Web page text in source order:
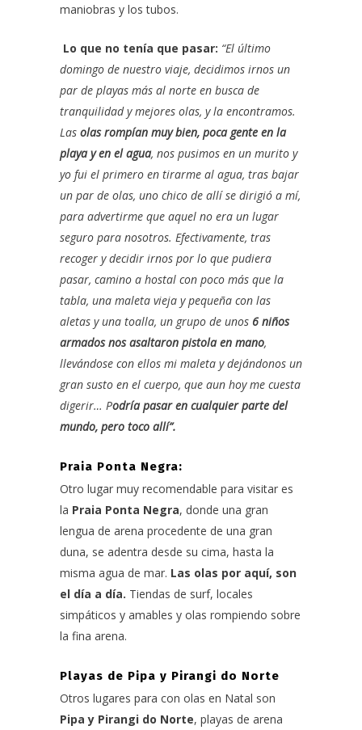
maniobras y los tubos.
Lo que no tenía que pasar: “El último
domingo de nuestro viaje, decidimos irnos un
par de playas más al norte en busca de
tranquilidad y mejores olas, y la encontramos.
Las olas rompían muy bien, poca gente en la
playa y en el agua, nos pusimos en un murito y
yo fui el primero en tirarme al agua, tras bajar
un par de olas, uno chico de allí se dirigió a mí,
para advertirme que aquel no era un lugar
seguro para nosotros. Efectivamente, tras
recoger y decidir irnos por lo que pudiera
pasar, camino a hostal con poco más que la
tabla, una maleta vieja y pequeña con las
aletas y una toalla, un grupo de unos 6 niños
armados nos asaltaron pistola en mano,
llevándose con ellos mi maleta y dejándonos un
gran susto en el cuerpo, que aun hoy me cuesta
digerir… Podría pasar en cualquier parte del
mundo, pero toco allí”.
Praia Ponta Negra:
Otro lugar muy recomendable para visitar es
la Praia Ponta Negra, donde una gran
lengua de arena procedente de una gran
duna, se adentra desde su cima, hasta la
misma agua de mar. Las olas por aquí, son
el día a día. Tiendas de surf, locales
simpáticos y amables y olas rompiendo sobre
la fina arena.
Playas de Pipa y Pirangi do Norte
Otros lugares para con olas en Natal son
Pipa y Pirangi do Norte, playas de arena